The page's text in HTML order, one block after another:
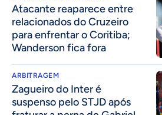
Atacante reaparece entre
relacionados do Cruzeiro
para enfrentar o Coritiba;
Wanderson fica fora
ARBITRAGEM
Zagueiro do Inter é
suspenso pelo STJD após